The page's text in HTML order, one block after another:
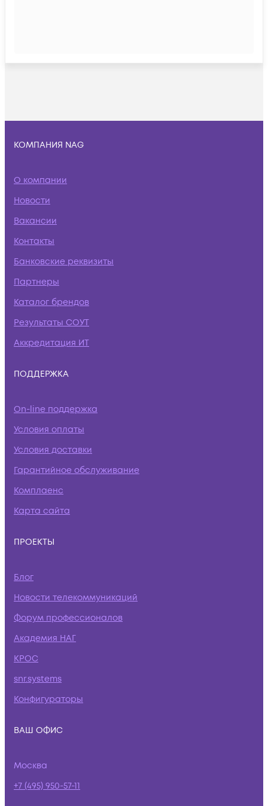
КОМПАНИЯ NAG
О компании
Новости
Вакансии
Контакты
Банковские реквизиты
Партнеры
Каталог брендов
Результаты СОУТ
Аккредитация ИТ
ПОДДЕРЖКА
On-line поддержка
Условия оплаты
Условия доставки
Гарантийное обслуживание
Комплаенс
Карта сайта
ПРОЕКТЫ
Блог
Новости телекоммуникаций
Форум профессионалов
Академия НАГ
КРОС
snr.systems
Конфигураторы
ВАШ ОФИС
Москва
+7 (495) 950-57-11